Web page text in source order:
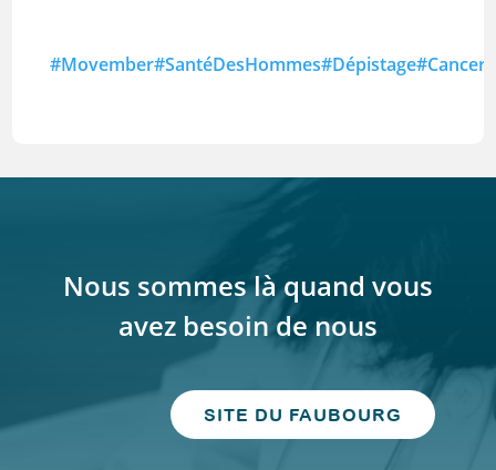
#Movember#SantéDesHommes#Dépistage
Nous sommes là quand vous
avez besoin de nous
SITE DU FAUBOURG